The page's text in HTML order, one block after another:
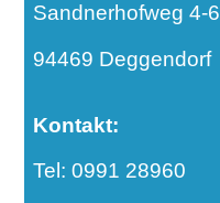
Sandnerhofweg 4-6
94469 Deggendorf
Kontakt:
Tel: 0991 28960